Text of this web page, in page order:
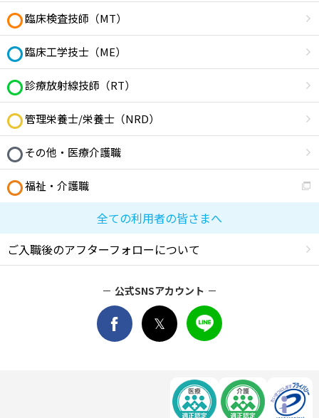
臨床検査技師（MT）
臨床工学技士（ME）
診療放射線技師（RT）
管理栄養士/栄養士（NRD）
その他・医療介護職
福祉・介護職
全ての利用者の皆さまへ
ご入職後のアフターフォローについて
公式SNSアカウント